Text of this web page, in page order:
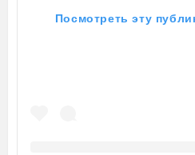
Посмотреть эту